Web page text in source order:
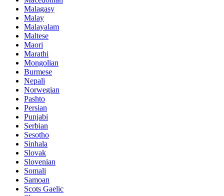
Malagasy
Malay
Malayalam
Maltese
Maori
Marathi
Mongolian
Burmese
Nepali
Norwegian
Pashto
Persian
Punjabi
Serbian
Sesotho
Sinhala
Slovak
Slovenian
Somali
Samoan
Scots Gaelic